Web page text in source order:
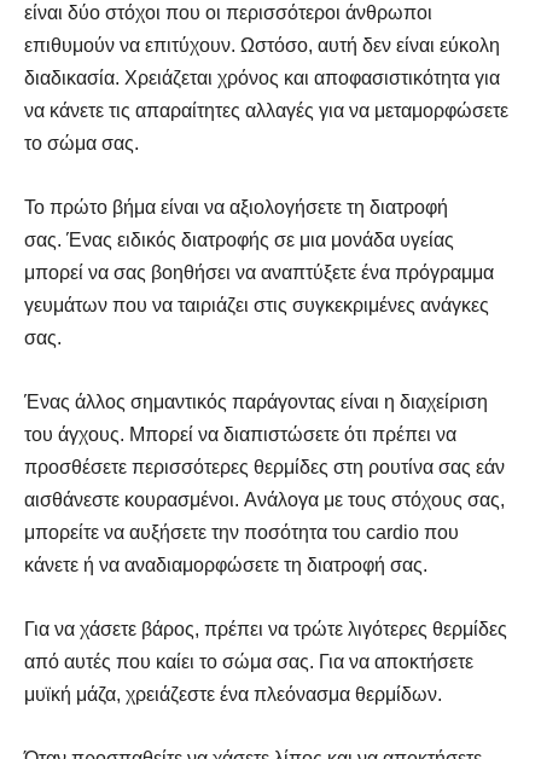
είναι δύο στόχοι που οι περισσότεροι άνθρωποι
επιθυμούν να επιτύχουν. Ωστόσο, αυτή δεν είναι εύκολη
διαδικασία. Χρειάζεται χρόνος και αποφασιστικότητα για
να κάνετε τις απαραίτητες αλλαγές για να μεταμορφώσετε
το σώμα σας.
Το πρώτο βήμα είναι να αξιολογήσετε τη διατροφή
σας. Ένας ειδικός διατροφής σε μια μονάδα υγείας
μπορεί να σας βοηθήσει να αναπτύξετε ένα πρόγραμμα
γευμάτων που να ταιριάζει στις συγκεκριμένες ανάγκες
σας.
Ένας άλλος σημαντικός παράγοντας είναι η διαχείριση
του άγχους. Μπορεί να διαπιστώσετε ότι πρέπει να
προσθέσετε περισσότερες θερμίδες στη ρουτίνα σας εάν
αισθάνεστε κουρασμένοι. Ανάλογα με τους στόχους σας,
μπορείτε να αυξήσετε την ποσότητα του cardio που
κάνετε ή να αναδιαμορφώσετε τη διατροφή σας.
Για να χάσετε βάρος, πρέπει να τρώτε λιγότερες θερμίδες
από αυτές που καίει το σώμα σας. Για να αποκτήσετε
μυϊκή μάζα, χρειάζεστε ένα πλεόνασμα θερμίδων.